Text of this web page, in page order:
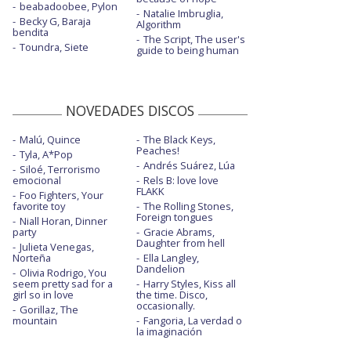
beabadoobee, Pylon
Becky G, Baraja
bendita
Toundra, Siete
Natalie Imbruglia,
Algorithm
The Script, The user's
guide to being human
NOVEDADES DISCOS
Malú, Quince
Tyla, A*Pop
Siloé, Terrorismo
emocional
Foo Fighters, Your
favorite toy
Niall Horan, Dinner
party
Julieta Venegas,
Norteña
Olivia Rodrigo, You
seem pretty sad for a
girl so in love
Gorillaz, The
mountain
The Black Keys,
Peaches!
Andrés Suárez, Lúa
Rels B: love love
FLAKK
The Rolling Stones,
Foreign tongues
Gracie Abrams,
Daughter from hell
Ella Langley,
Dandelion
Harry Styles, Kiss all
the time. Disco,
occasionally.
Fangoria, La verdad o
la imaginación